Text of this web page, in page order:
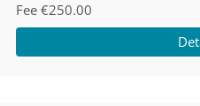
Fee €250.00